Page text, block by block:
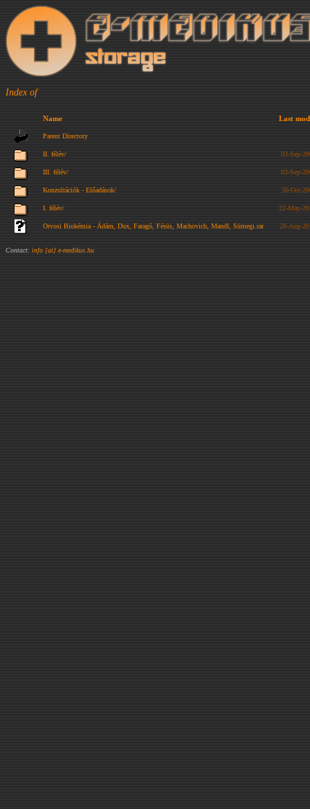
Index of
Name Last
Parent Directory
II. félév/ 03-Sep-
III. félév/ 03-Sep-
Konzultációk - Előadások/ 30-Oct-
I. félév/ 22-May-
Orvosi Biokémia - Ádám, Dux, Faragó, Fésüs, Machovich, Mandl, Sümegi.rar 28-Aug-
Contact: info [at] e-medikus.hu